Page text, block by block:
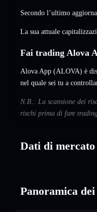
Secondo l’ultimo
La sua attuale
Fai trading Alova
Alova App (ALOVA) è
nel quale sei tu a
N.B.: La scansione dei
rischi prima di fare
Dati di
Panoramica